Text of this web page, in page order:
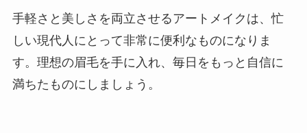
手軽さと美しさを両立させるアートメイクは、忙
しい現代人にとって非常に便利なものになりま
す。理想の眉毛を手に入れ、毎日をもっと自信に
満ちたものにしましょう。